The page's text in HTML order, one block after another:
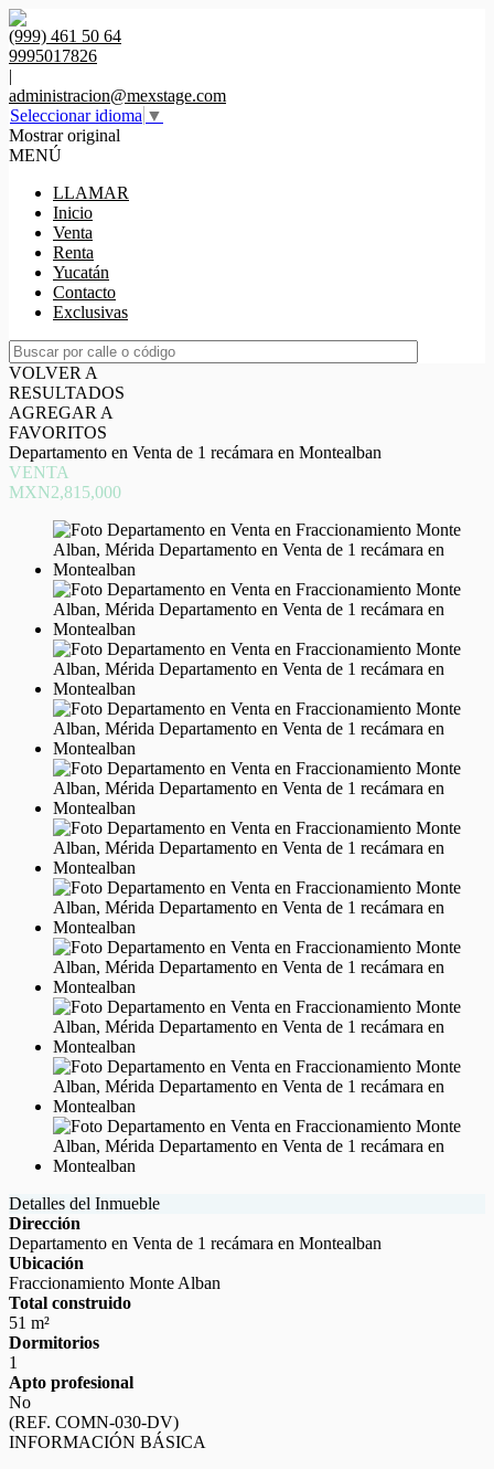
(999) 461 50 64
9995017826
|
administracion@mexstage.com
Seleccionar idioma ▼
Mostrar original
MENÚ
LLAMAR
Inicio
Venta
Renta
Yucatán
Contacto
Exclusivas
VOLVER A
RESULTADOS
AGREGAR A
FAVORITOS
Departamento en Venta de 1 recámara en Montealban
VENTA
MXN2,815,000
Detalles del Inmueble
Dirección
Departamento en Venta de 1 recámara en Montealban
Ubicación
Fraccionamiento Monte Alban
Total construido
51 m²
Dormitorios
1
Apto profesional
No
(REF. COMN-030-DV)
INFORMACIÓN BÁSICA